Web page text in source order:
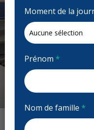
Moment de la
Prénom *
Nom de famille *